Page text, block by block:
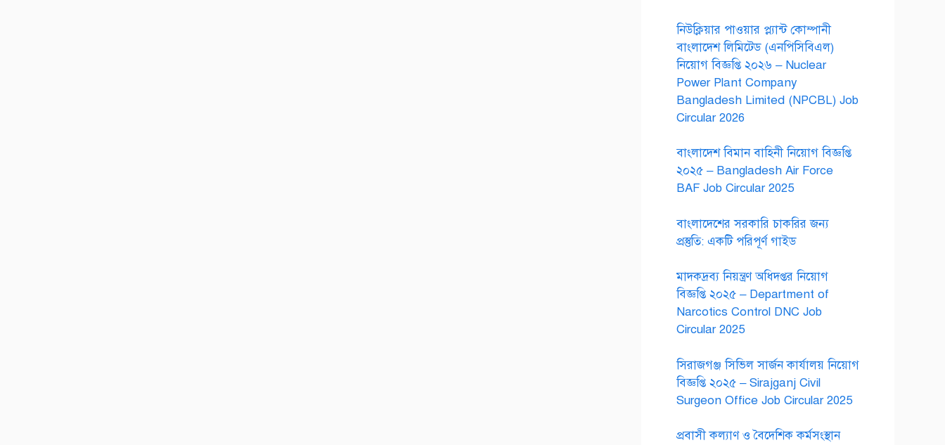
নিউক্লিয়ার পাওয়ার প্ল্যান্ট কোম্পানী
বাংলাদেশ লিমিটেড (এনপিসিবিএল)
নিয়োগ বিজ্ঞপ্তি ২০২৬ – Nuclear
Power Plant Company
Bangladesh Limited (NPCBL) Job
Circular 2026
বাংলাদেশ বিমান বাহিনী নিয়োগ বিজ্ঞপ্তি
২০২৫ – Bangladesh Air Force
BAF Job Circular 2025
বাংলাদেশের সরকারি চাকরির জন্য
প্রস্তুতি: একটি পরিপূর্ণ গাইড
মাদকদ্রব্য নিয়ন্ত্রণ অধিদপ্তর নিয়োগ
বিজ্ঞপ্তি ২০২৫ – Department of
Narcotics Control DNC Job
Circular 2025
সিরাজগঞ্জ সিভিল সার্জন কার্যালয় নিয়োগ
বিজ্ঞপ্তি ২০২৫ – Sirajganj Civil
Surgeon Office Job Circular 2025
প্রবাসী কল্যাণ ও বৈদেশিক কর্মসংস্থান